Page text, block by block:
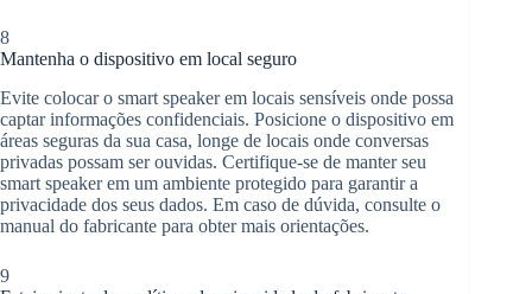
8
Mantenha o dispositivo em local seguro
Evite colocar o smart speaker em locais sensíveis onde possa
captar informações confidenciais. Posicione o dispositivo em
áreas seguras da sua casa, longe de locais onde conversas
privadas possam ser ouvidas. Certifique-se de manter seu
smart speaker em um ambiente protegido para garantir a
privacidade dos seus dados. Em caso de dúvida, consulte o
manual do fabricante para obter mais orientações.
9